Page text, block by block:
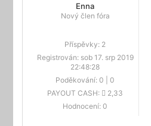
Enna
Nový člen fóra
Příspěvky: 2
Registrován: sob 17. srp 2019
22:48:28
Poděkování: 0
0
PAYOUT CASH:
2,33
Hodnocení: 0